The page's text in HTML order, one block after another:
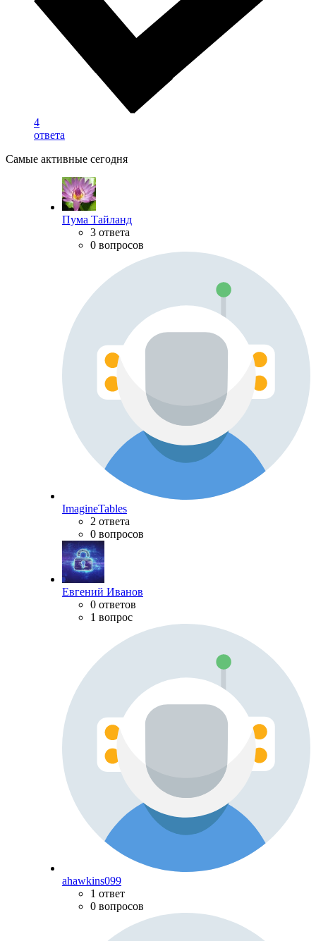
4
ответа
Самые активные сегодня
Пума Тайланд
3 ответа
0 вопросов
ImagineTables
2 ответа
0 вопросов
Евгений Иванов
0 ответов
1 вопрос
ahawkins099
1 ответ
0 вопросов